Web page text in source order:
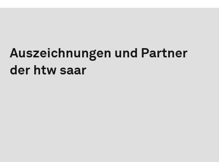
Auszeichnungen und Partner
der htw saar